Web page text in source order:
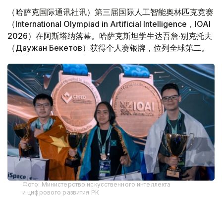
（哈萨克国际通讯社讯）第三届国际人工智能奥林匹克竞赛
（International Olympiad in Artificial Intelligence，IOAI
2026）在阿斯塔纳落幕。哈萨克斯坦学生达吾詹·别克托夫
（Даужан Бекетов）获得个人赛银牌，位列全球第二。
Фото: Министерство искусственного интеллекта
и цифрового развития РК